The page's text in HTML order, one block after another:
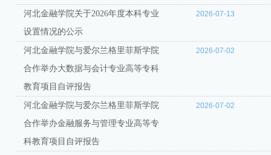
河北金融学院关于2026年度本科专业
设置情况的公示
2026-07-13
河北金融学院与爱尔兰格里菲斯学院
合作举办大数据与会计专业高等专科
教育项目自评报告
2026-07-02
河北金融学院与爱尔兰格里菲斯学院
合作举办金融服务与管理专业高等专
科教育项目自评报告
2026-07-02